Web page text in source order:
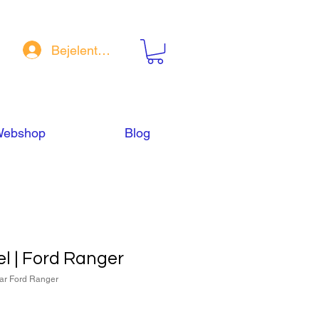
Bejelentkezés
Blog
| Ford Ranger
Ford Ranger